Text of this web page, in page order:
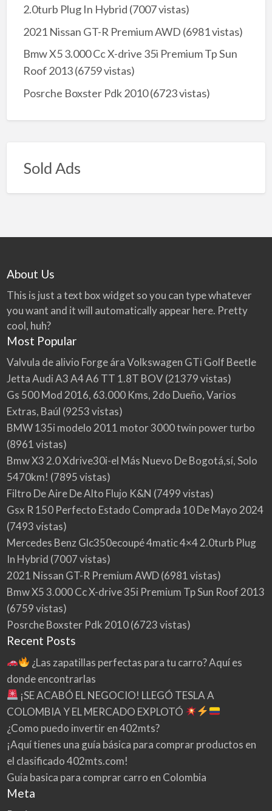
2.0turb Plug In Hybrid (7007 vistas)
2021 Nissan GT-R Premium AWD (6981 vistas)
Bmw X5 3.000 Cc X-drive 35i Premium Tp Sun
Roof 2013(6759 vistas)
Posrche Boxster Pdk 2010(6723 vistas)
Sold Ads
About Us
This is just a text box widget so you can type whatever
you want and it will automatically appear here. Pretty
cool, huh?
Most Popular
Valvula de alivio Forge ára Volkswagen GTi Golf Beetle
Jetta Audi A3 A4 A6 TT 1.8T BOV(21379 vistas)
Gs 500 Mod 2016, 63.000 Kms, 2do Dueño, Varios
Extras, Baúl (9253 vistas)
BMW 135i modelo 2011 motor 3000 twin power turbo
(8961 vistas)
Bmw X3 2.0 Xdrive30i-el Más Nuevo De Bogotá,sí, Solo
5470km! (7895 vistas)
Filtro De Aire De Alto Flujo K&N (7499 vistas)
Gsx R 150 Perfecto Estado Comprada 10 De Mayo 2024
(7493 vistas)
Mercedes Benz Glc350ecoupé 4matic 4×4 2.0turb Plug
In Hybrid (7007 vistas)
2021 Nissan GT-R Premium AWD(6981 vistas)
Bmw X5 3.000 Cc X-drive 35i Premium Tp Sun Roof 2013
(6759 vistas)
Posrche Boxster Pdk 2010(6723 vistas)
Recent Posts
¿Las zapatillas perfectas para tu carro? Aquí es
donde encontrarlas
¡SE ACABÓ EL NEGOCIO! LLEGÓ TESLA A
COLOMBIA Y EL MERCADO EXPLOTÓ
¿Como puedo invertir en 402mts?
¡Aquí tienes una guía básica para comprar productos en
el clasificado 402mts.com!
Guia basica para comprar carro en Colombia
Meta